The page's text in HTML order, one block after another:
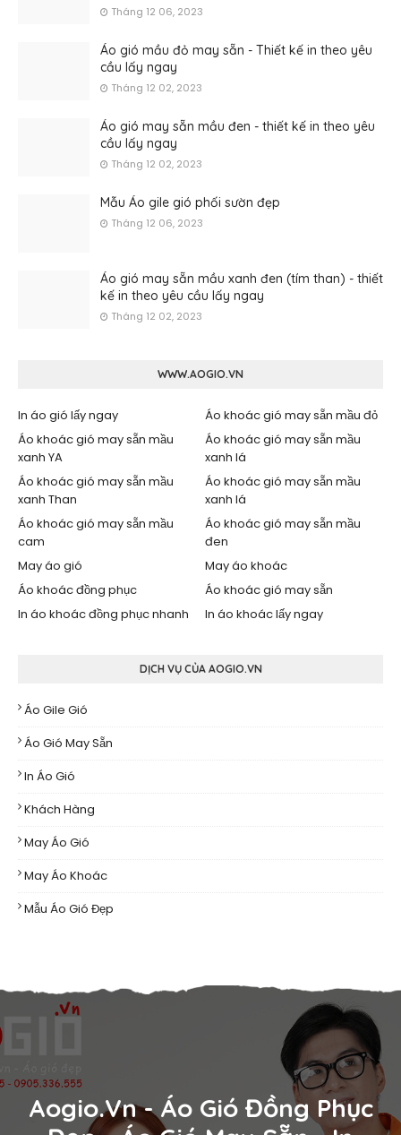
Tháng 12 06, 2023
Áo gió mầu đỏ may sẵn - Thiết kế in theo yêu
cầu lấy ngay
Tháng 12 02, 2023
Áo gió may sẵn mầu đen - thiết kế in theo yêu
cầu lấy ngay
Tháng 12 02, 2023
Mẫu Áo gile gió phối sườn đẹp
Tháng 12 06, 2023
Áo gió may sẵn mầu xanh đen (tím than) - thiết
kế in theo yêu cầu lấy ngay
Tháng 12 02, 2023
WWW.AOGIO.VN
In áo gió lấy ngay
Áo khoác gió may sẵn mầu đỏ
Áo khoác gió may sẵn mầu
xanh YA
Áo khoác gió may sẵn mầu
xanh lá
Áo khoác gió may sẵn mầu
xanh Than
Áo khoác gió may sẵn mầu
xanh lá
Áo khoác gió may sẵn mầu
cam
Áo khoác gió may sẵn mầu
đen
May áo gió
May áo khoác
Áo khoác đồng phục
Áo khoác gió may sẵn
In áo khoác đồng phục nhanh
In áo khoác lấy ngay
DỊCH VỤ CỦA AOGIO.VN
Áo Gile Gió
Áo Gió May Sẵn
In Áo Gió
Khách Hàng
May Áo Gió
May Áo Khoác
Mẫu Áo Gió Đẹp
Aogio.vn - Áo Gió Đồng Phục